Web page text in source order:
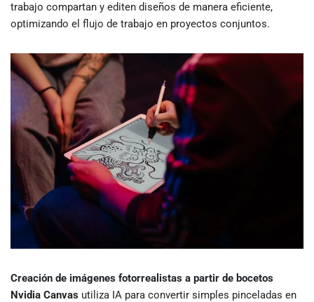
trabajo compartan y editen diseños de manera eficiente,
optimizando el flujo de trabajo en proyectos conjuntos.
Creación de imágenes fotorrealistas a partir de bocetos
Nvidia Canvas utiliza IA para convertir simples pinceladas en